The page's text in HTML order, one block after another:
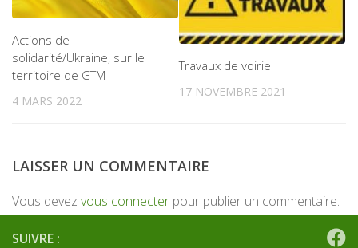
Actions de
solidarité/Ukraine, sur le
territoire de GTM
4 MARS 2022
Travaux de voirie
17 NOVEMBRE 2021
LAISSER UN COMMENTAIRE
Vous devez vous connecter pour publier un commentaire.
SUIVRE :